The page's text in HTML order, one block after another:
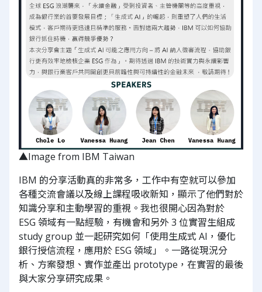
▲Image from IBM Taiwan
IBM 的分享活動真的非常多，工作中有空就可以參加
各種交流會議以及線上課程吸收新知，顯示了他們對於
知識分享和主動學習的重視。我也很開心因為對於
ESG 領域有一點經驗，有機會和另外 3 位實習生組成
study group 並一起研究如何「使用生成式 AI，優化
銀行授信流程，應用於 ESG 領域」。一路從現況分
析、方案發想、實作並產出 prototype，在實習的最後
與大家分享研究成果。